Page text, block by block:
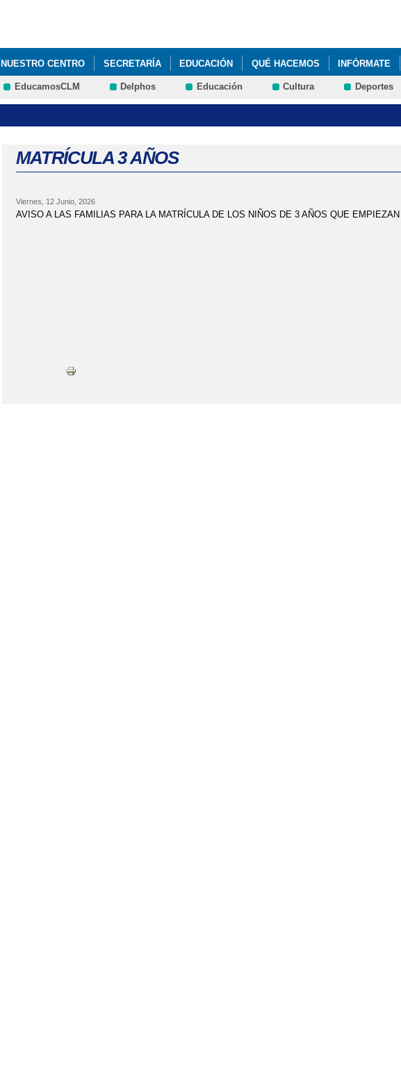
NUESTRO CENTRO SECRETARÍA EDUCACIÓN QUÉ HACEMOS INFÓRMATE
DURMIENDO CON TIBURONES 2023 DÍA DEL AUTISMO FELICITACIÓN NAVIDEÑA
EducamosCLM Delphos Educación Cultura Deportes
MATRÍCULA 3 AÑOS
Viernes, 12 Junio, 2026
AVISO A LAS FAMILIAS PARA LA MATRÍCULA DE LOS NIÑOS DE 3 AÑOS QUE